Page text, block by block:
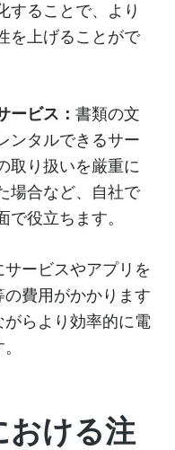
することで、より
を上げることがで
ービス： 書類の文
ンタルできるサー
取り扱いを厳重に
場合など、自社で
役立ちます。
ービスやアプリを
費用がかかります
らより効率的に電
おける注